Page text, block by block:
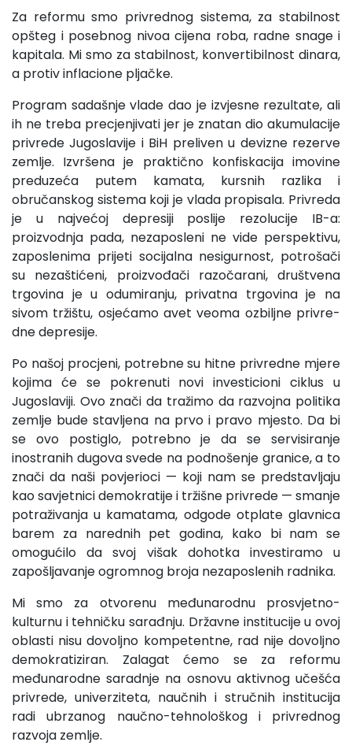
Za reformu smo privrednog sistema, za stabilnost
opšteg i posebnog nivoa cijena roba, radne snage i
kapitala. Mi smo za stabilnost, konvertibilnost dinara,
a protiv inflacione pljačke.
Program sadašnje vlade dao je izvjesne rezultate, ali
ih ne treba precjenjivati jer je znatan dio akumulacije
privrede Jugoslavije i BiH preliven u devizne rezerve
zemlje. Izvršena je praktično konfiskacija imovine
preduzeća putem kamata, kursnih razlika i
obručanskog sistema koji je vlada propisala. Pri­vreda
je u najvećoj depresiji poslije rezolucije IB-a:
proizvodnja pada, nezaposleni ne vide perspektivu,
zaposlenima prijeti so­cijalna nesigurnost, potrošači
su nezaštićeni, proizvođači razočarani, društvena
trgovina je u odumiranju, privatna trgo­vina je na
sivom tržištu, osjećamo avet veoma ozbiljne privre­
dne depresije.
Po našoj procjeni, potrebne su hitne privredne mjere
kojima će se pokrenuti novi investicioni ciklus u
Jugoslaviji. Ovo znači da tražimo da razvojna politika
zemlje bude stavlje­na na prvo i pravo mjesto. Da bi
se ovo postiglo, potrebno je da se servisiranje
inostranih dugova svede na podnošenje grani­ce, a to
znači da naši povjerioci — koji nam se predstavljaju
kao savjetnici demokratije i tržišne privrede — smanje
potra­živanja u kamatama, odgode otplate glavnica
barem za nared­nih pet godina, kako bi nam se
omogućilo da svoj višak dohot­ka investiramo u
zapošljavanje ogromnog broja nezaposlenih radnika.
Mi smo za otvorenu međunarodnu prosvjetno-
kulturnu i tehničku sarađnju. Državne institucije u ovoj
oblasti nisu do­voljno kompetentne, rad nije dovoljno
demokratiziran. Zalagat ćemo se za reformu
međunarodne saradnje na osnovu aktiv­nog učešća
privrede, univerziteta, naučnih i stručnih institucija
radi ubrzanog naučno-tehnološkog i privrednog
razvoja zemlje.